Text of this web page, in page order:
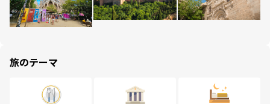
旅のテーマ